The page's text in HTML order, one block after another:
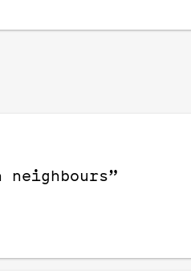
neighbours”